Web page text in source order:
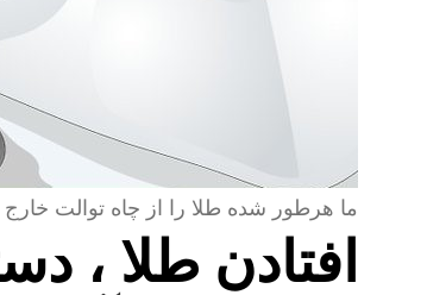
ما هرطور شده طلا را از چاه توالت
افتادن طلا ،